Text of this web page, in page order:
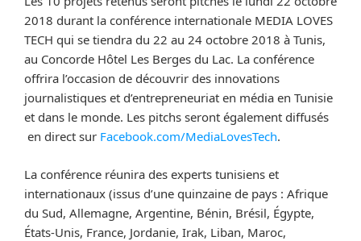
2018 durant la conférence internationale MEDIA LOVES
TECH qui se tiendra du 22 au 24 octobre 2018 à Tunis,
au Concorde Hôtel Les Berges du Lac. La conférence
offrira l’occasion de découvrir des innovations
journalistiques et d’entrepreneuriat en média en Tunisie
et dans le monde. Les pitchs seront également diffusés
en direct sur Facebook.com/MediaLovesTech.
La conférence réunira des experts tunisiens et
internationaux (issus d’une quinzaine de pays : Afrique
du Sud, Allemagne, Argentine, Bénin, Brésil, Égypte,
États-Unis, France, Jordanie, Irak, Liban, Maroc,